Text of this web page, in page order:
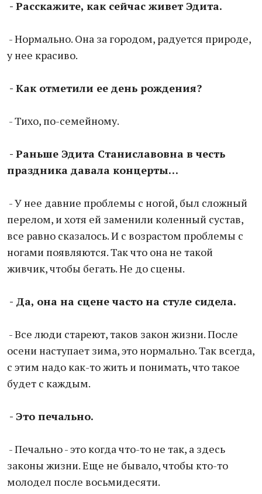
- Расскажите, как сейчас живет Эдита.
- Нормально. Она за городом, радуется природе,
у нее красиво.
- Как отметили ее день рождения?
- Тихо, по-семейному.
- Раньше Эдита Станиславовна в честь
праздника давала концерты…
- У нее давние проблемы с ногой, был сложный
перелом, и хотя ей заменили коленный сустав,
все равно сказалось. И с возрастом проблемы с
ногами появляются. Так что она не такой
живчик, чтобы бегать. Не до сцены.
- Да, она на сцене часто на стуле сидела.
- Все люди стареют, таков закон жизни. После
осени наступает зима, это нормально. Так всегда,
с этим надо как-то жить и понимать, что такое
будет с каждым.
- Это печально.
- Печально - это когда что-то не так, а здесь
законы жизни. Еще не бывало, чтобы кто-то
молодел после восьмидесяти.